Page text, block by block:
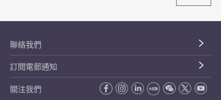
聯絡我們
訂閱電郵通知
關注我們